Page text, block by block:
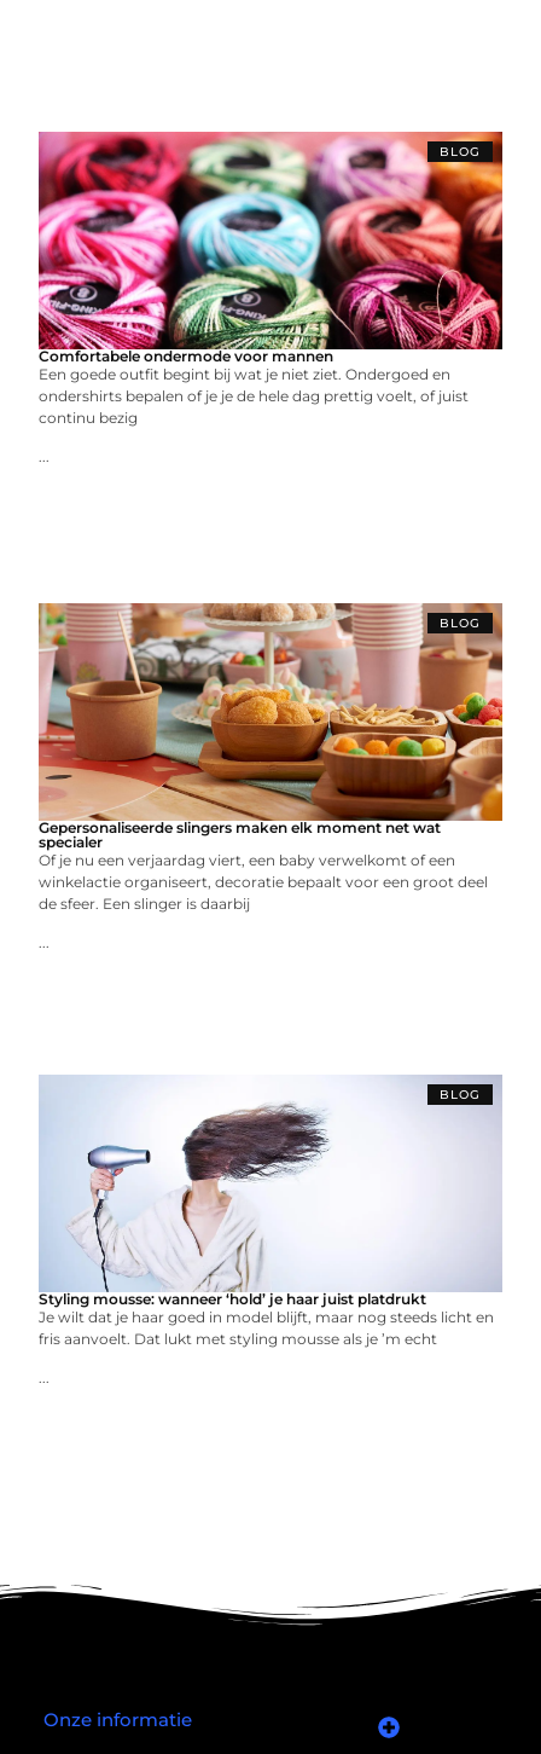
BLOG
Comfortabele ondermode voor mannen
Een goede outfit begint bij wat je niet ziet. Ondergoed en
ondershirts bepalen of je je de hele dag prettig voelt, of juist
continu bezig
...
BLOG
Gepersonaliseerde slingers maken elk moment net wat
specialer
Of je nu een verjaardag viert, een baby verwelkomt of een
winkelactie organiseert, decoratie bepaalt voor een groot deel
de sfeer. Een slinger is daarbij
...
BLOG
Styling mousse: wanneer ‘hold’ je haar juist platdrukt
Je wilt dat je haar goed in model blijft, maar nog steeds licht en
fris aanvoelt. Dat lukt met styling mousse als je ’m echt
...
Onze informatie